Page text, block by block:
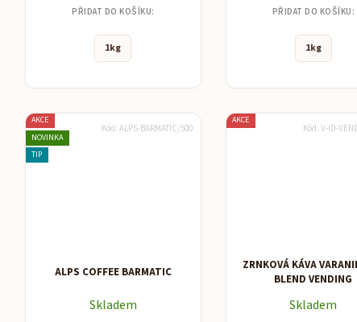
PŘIDAT DO KOŠÍKU:
1kg
PŘIDAT DO KOŠÍKU:
1kg
AKCE
NOVINKA
TIP
ALPS COFFEE BARMATIC
Skladem
Kód: ALPS-BARMATIC/500
AKCE
ZRNKOVÁ KÁVA
BLEND VENDING
Skladem
Kód:V-ID-